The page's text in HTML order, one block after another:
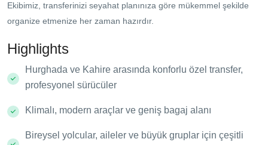
Ekibimiz, transferinizi seyahat planınıza göre mükemmel şekilde
organize etmenize her zaman hazırdır.
Highlights
Hurghada ve Kahire arasında konforlu özel transfer,
profesyonel sürücüler
Klimalı, modern araçlar ve geniş bagaj alanı
Bireysel yolcular, aileler ve büyük gruplar için çeşitli